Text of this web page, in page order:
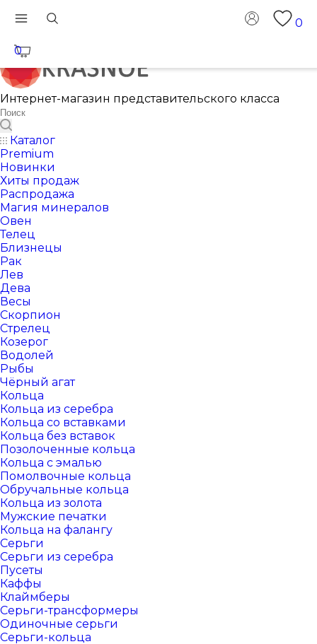
0
0
Интернет-магазин представительского класса
Каталог
Premium
Новинки
Хиты продаж
Распродажа
Магия минералов
Овен
Телец
Близнецы
Рак
Лев
Дева
Весы
Скорпион
Стрелец
Козерог
Водолей
Рыбы
Чёрный агат
Кольца
Кольца из серебра
Кольца со вставками
Кольца без вставок
Позолоченные кольца
Кольца с эмалью
Помолвочные кольца
Обручальные кольца
Кольца из золота
Мужские печатки
Кольца на фалангу
Серьги
Серьги из серебра
Пусеты
Каффы
Клаймберы
Серьги-трансформеры
Одиночные серьги
Серьги-кольца